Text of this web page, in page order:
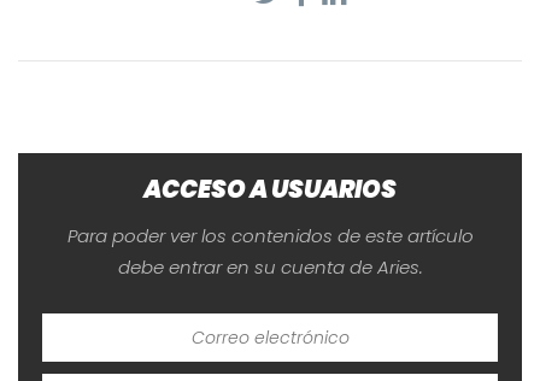
ACCESO A USUARIOS
Para poder ver los contenidos de este artículo
debe entrar en su cuenta de Aries.